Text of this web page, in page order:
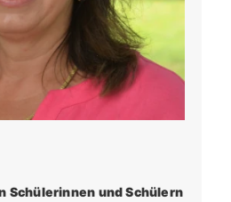
Schülerinnen und Schülern